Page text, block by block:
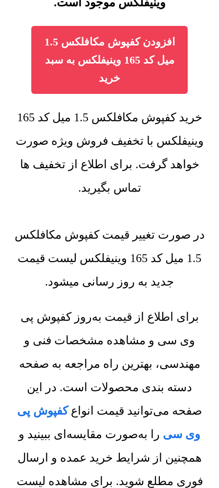
افزودن کفپوش مکافلکس 1.5
میل کد 165 وینیفلکس به سبد
خرید
خرید کفپوش مکافلکس 1.5 میل کد 165
وینیفلکس با تخفیف فروش ویژه صورت
خواهد گرفت. برای اطلاع از تخفیف ها
تماس بگیرید.
در صورت تغییر قیمت کفپوش مکافلکس
1.5 میل کد 165 وینیفلکس لیست قیمت
جدید به روز رسانی میشود.
برای اطلاع از قیمت به‌روز کفپوش پی
وی سی و مشاهده مشخصات فنی و
مهندسی، بهترین راه مراجعه به صفحه
دسته بندی محصولات است. در این
صفحه می‌توانید قیمت انواعکفپوش پی
وی سی را به‌صورت مقایسه‌ای ببینید و
همچنین از شرایط خرید عمده و ارسال
فوری مطلع شوید. برای مشاهده لیست